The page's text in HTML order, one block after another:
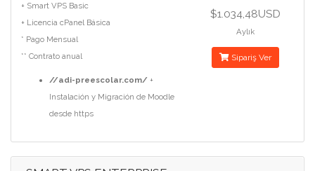
+ Smart VPS Basic
+ Licencia cPanel Básica
* Pago Mensual
** Contrato anual
//adi-preescolar.com/ +
Instalación y Migración de Moodle
desde https
$1.034,48USD
Aylık
Sipariş Ver